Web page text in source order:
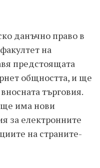
данъчно право в
на
предстоящата
общността, и ще
търговия.
има нови
за електронните
на страните-